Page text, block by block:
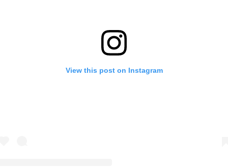
View this post on Instagram